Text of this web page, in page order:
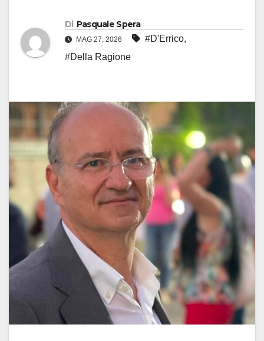
Di Pasquale Spera
MAG 27, 2026 #D'Errico,
#Della Ragione